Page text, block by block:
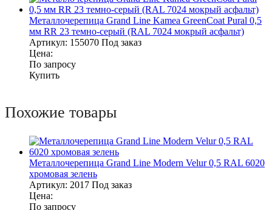
Металлочерепица Grand Line Kamea GreenCoat Pural 0,5
мм RR 23 темно-серый (RAL 7024 мокрый асфальт)
Артикул: 155070 Под заказ
Цена:
По запросу
Купить
Похожие товары
Металлочерепица Grand Line Modern Velur 0,5 RAL 6020
хромовая зелень
Артикул: 2017 Под заказ
Цена:
По запросу